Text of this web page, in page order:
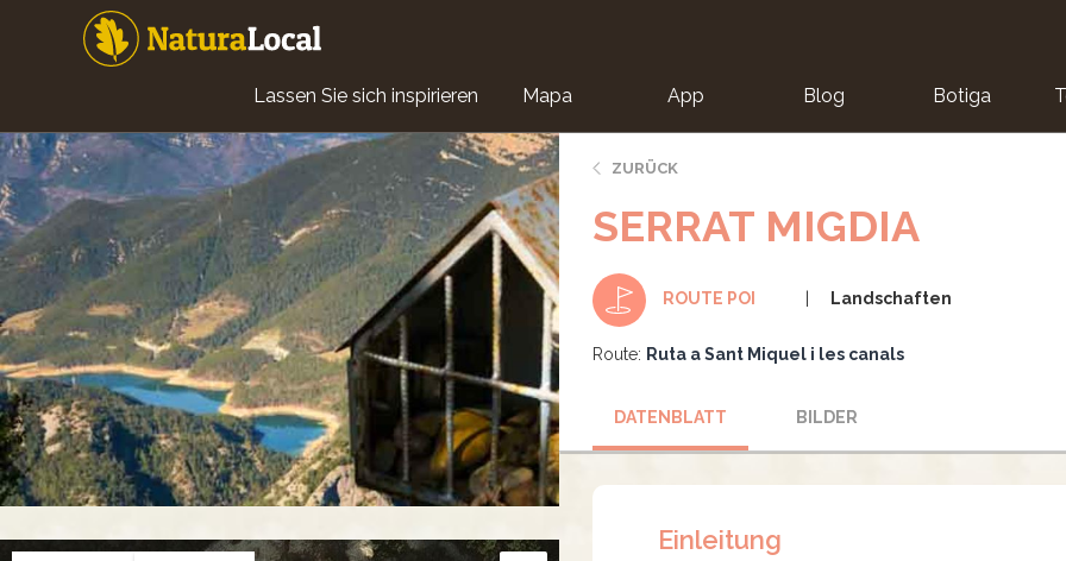
Main
navigation
Lassen Sie sich inspirieren Mapa App Blog Botiga
ZURÜCK
SERRAT MIGDIA
ROUTE POI Landschaften
Route: Ruta a Sant Miquel i les canals
DATENBLATT BILDER
Einleitung